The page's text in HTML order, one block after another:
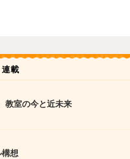
載
教室の今と近未来
構想